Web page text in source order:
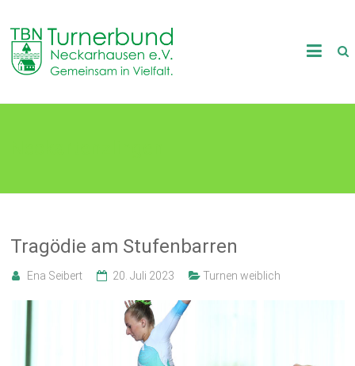
content
TB
Neckarhausen
in
Tragödie am Stufenbarren
Ena Seibert 20. Juli 2023 Turnen weiblich